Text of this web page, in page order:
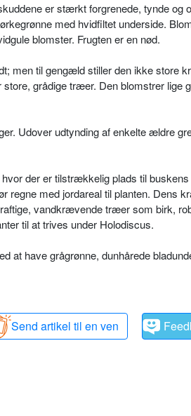
er stærkt forgrenede, tynde og
med hvidfiltet underside.
blomster. Frugten er en nød.
men til gengæld stiller den ikke store
grådige træer. Den blomstrer lige
Udo­ver udtynding af enkelte ældre
der er tilstrækkelig plads til
regne medjordareal til planten. Dens
vandkrævende træer som birk,
til at trives under Holodiscus.
at have grågrønne, dunhårede
Send artikel til en ven